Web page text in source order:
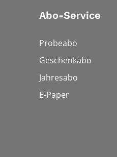
Abo-Service
Probeabo
Geschenkabo
Jahresabo
E-Paper